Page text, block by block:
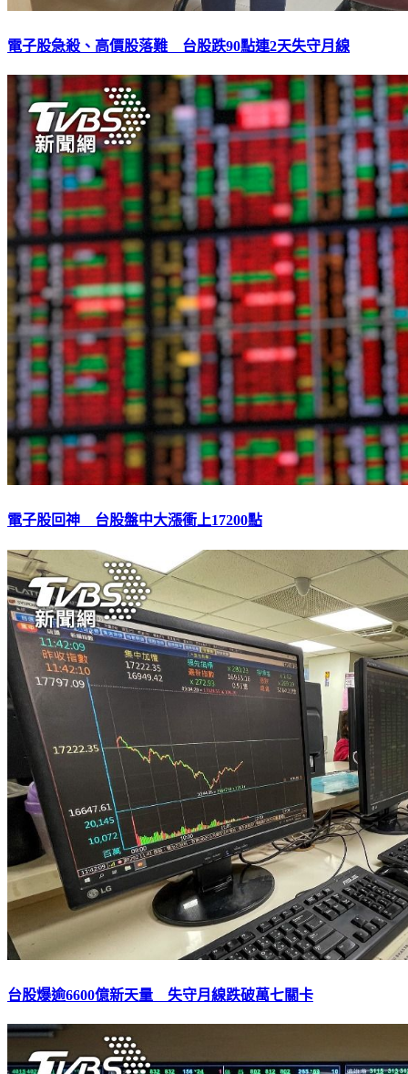
電子股急殺、高價股落難 台股跌90點連2天失守月線
電子股回神 台股盤中大漲衝上17200點
台股爆逾6600億新天量 失守月線跌破萬七關卡